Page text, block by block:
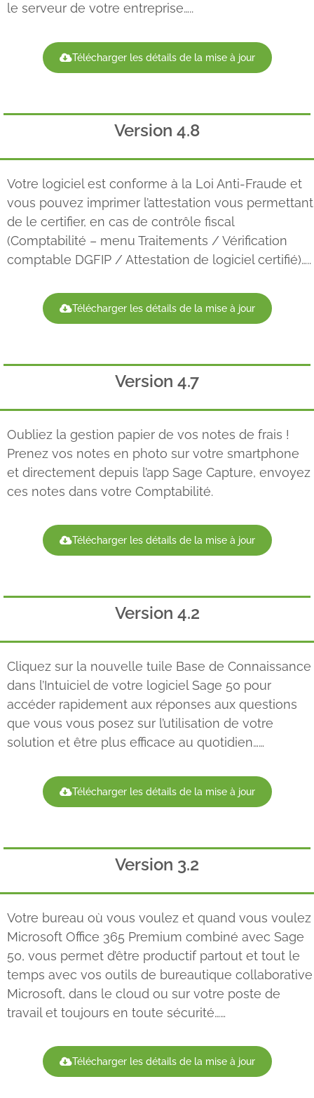
le serveur de votre entreprise…..
Télécharger les détails de la mise à jour
Version 4.8
Votre logiciel est conforme à la Loi Anti-Fraude et
vous pouvez imprimer l’attestation vous permettant
de le certifier, en cas de contrôle fiscal
(Comptabilité – menu Traitements / Vérification
comptable DGFIP / Attestation de logiciel certifié)…..
Télécharger les détails de la mise à jour
Version 4.7
Oubliez la gestion papier de vos notes de frais !
Prenez vos notes en photo sur votre smartphone
et directement depuis l’app Sage Capture, envoyez
ces notes dans votre Comptabilité.
Télécharger les détails de la mise à jour
Version 4.2
Cliquez sur la nouvelle tuile Base de Connaissance
dans l’Intuiciel de votre logiciel Sage 50 pour
accéder rapidement aux réponses aux questions
que vous vous posez sur l’utilisation de votre
solution et être plus efficace au quotidien……
Télécharger les détails de la mise à jour
Version 3.2
Votre bureau où vous voulez et quand vous voulez
Microsoft Office 365 Premium combiné avec Sage
50, vous permet d’être productif partout et tout le
temps avec vos outils de bureautique collaborative
Microsoft, dans le cloud ou sur votre poste de
travail et toujours en toute sécurité……
Télécharger les détails de la mise à jour